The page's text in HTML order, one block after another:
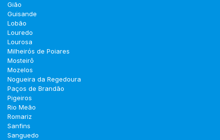
Gião
Guisande
Lobão
Louredo
Lourosa
Milheirós de Poiares
Mosteirô
Mozelos
Nogueira da Regedoura
Paços de Brandão
Pigeiros
Rio Meão
Romariz
Sanfins
Sanguedo